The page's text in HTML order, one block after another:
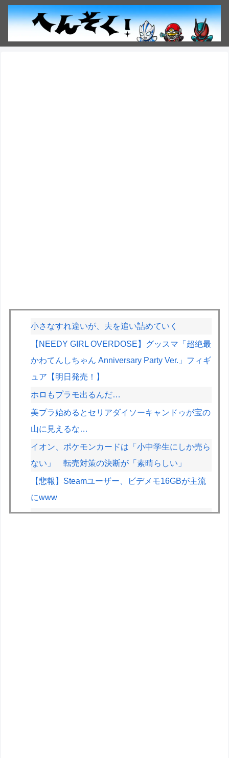
小さなすれ違いが、夫を追い詰めていく
【NEEDY GIRL OVERDOSE】グッスマ「超絶最
かわてんしちゃん Anniversary Party Ver.」フィギ
ュア【明日発売！】
ホロもプラモ出るんだ…
美プラ始めるとセリアダイソーキャンドゥが宝の
山に見えるな…
イオン、ポケモンカードは「小中学生にしか売ら
ない」 転売対策の決断が「素晴らしい」
【悲報】Steamユーザー、ビデメモ16GBが主流
にwww
ファイファン5で唯一学んだことｗｗｗｗｗｗｗ